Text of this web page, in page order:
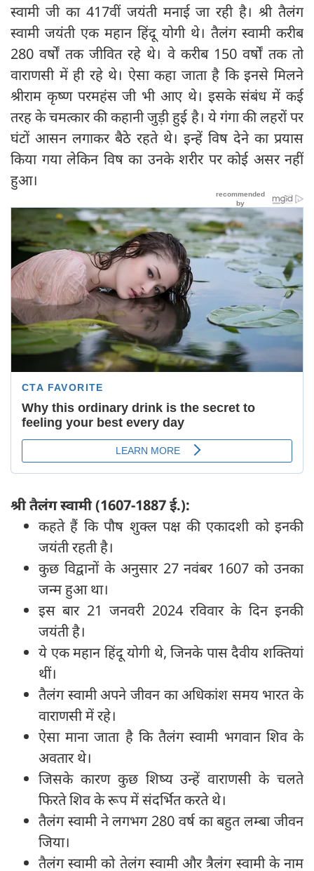
स्वामी जी का 417वीं जयंती मनाई जा रही है। श्री तैलंग
स्वामी जयंती एक महान हिंदू योगी थे। तैलंग स्वामी करीब
280 वर्षों तक जीवित रहे थे। वे करीब 150 वर्षों तक तो
वाराणसी में ही रहे थे। ऐसा कहा जाता है कि इनसे मिलने
श्रीराम कृष्‍ण परमहंस जी भी आए थे। इसके संबंध में कई
तरह के चमत्कार की कहानी जुड़ी हुई है। ये गंगा की लहरों पर
घंटों आसन लगाकर बैठे रहते थे। इन्हें विष देने का प्रयास
किया गया लेकिन विष का उनके शरीर पर कोई असर नहीं
हुआ।
श्री तैलंग स्वामी (1607-1887 ई.):
कहते हैं कि पौष शुक्ल पक्ष की एकादशी को इनकी
जयंती रहती है।
कुछ विद्वानों के अनुसार 27 नवंबर 1607 को उनका
जन्म हुआ था।
इस बार 21 जनवरी 2024 रविवार के दिन इनकी
जयंती है।
ये एक महान हिंदू योगी थे, जिनके पास दैवीय शक्तियां
थीं।
तैलंग स्वामी अपने जीवन का अधिकांश समय भारत के
वाराणसी में रहे।
ऐसा माना जाता है कि तैलंग स्वामी भगवान शिव के
अवतार थे।
जिसके कारण कुछ शिष्य उन्हें वाराणसी के चलते
फिरते शिव के रूप में संदर्भित करते थे।
तैलंग स्वामी ने लगभग 280 वर्ष का बहुत लम्बा जीवन
जिया।
तैलंग स्वामी को तेलंग स्वामी और त्रैलंग स्वामी के नाम